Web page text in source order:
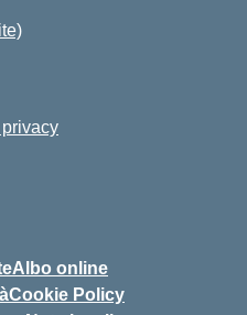
Albo online
Cookie Policy